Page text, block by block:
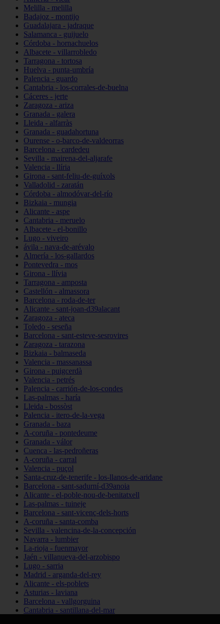
Melilla - melilla
Badajoz - montijo
Guadalajara - jadraque
Salamanca - guijuelo
Córdoba - hornachuelos
Albacete - villarrobledo
Tarragona - tortosa
Huelva - punta-umbría
Palencia - guardo
Cantabria - los-corrales-de-buelna
Cáceres - jerte
Zaragoza - ariza
Granada - galera
Lleida - alfarràs
Granada - guadahortuna
Ourense - o-barco-de-valdeorras
Barcelona - cardedeu
Sevilla - mairena-del-aljarafe
Valencia - llíria
Girona - sant-feliu-de-guíxols
Valladolid - zaratán
Córdoba - almodóvar-del-río
Bizkaia - mungia
Alicante - aspe
Cantabria - meruelo
Albacete - el-bonillo
Lugo - viveiro
ávila - nava-de-arévalo
Almería - los-gallardos
Pontevedra - mos
Girona - llívia
Tarragona - amposta
Castellón - almassora
Barcelona - roda-de-ter
Alicante - sant-joan-d39alacant
Zaragoza - ateca
Toledo - seseña
Barcelona - sant-esteve-sesrovires
Zaragoza - tarazona
Bizkaia - balmaseda
Valencia - massanassa
Girona - puigcerdà
Valencia - petrés
Palencia - carrión-de-los-condes
Las-palmas - haría
Lleida - bossòst
Palencia - itero-de-la-vega
Granada - baza
A-coruña - pontedeume
Granada - válor
Cuenca - las-pedroñeras
A-coruña - carral
Valencia - puçol
Santa-cruz-de-tenerife - los-llanos-de-aridane
Barcelona - sant-sadurní-d39anoia
Alicante - el-poble-nou-de-benitatxell
Las-palmas - tuineje
Barcelona - sant-vicenç-dels-horts
A-coruña - santa-comba
Sevilla - valencina-de-la-concepción
Navarra - lumbier
La-rioja - fuenmayor
Jaén - villanueva-del-arzobispo
Lugo - sarria
Madrid - arganda-del-rey
Alicante - els-poblets
Asturias - laviana
Barcelona - vallgorguina
Cantabria - santillana-del-mar